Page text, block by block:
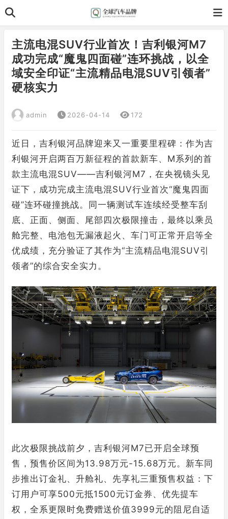
主流电混SUV行业首次！吉利银河M7
成功完成“魔鬼四面碰”连环挑战，以全
域安全印证“主流精品电混SUV引领者”
硬核实力
admin 2026-04-14 172
近日，吉利银河品牌迎来又一重要里程碑：作为吉
利银河开启两百万新征程的首款新车、M系列的首
款主流电混SUV——吉利银河M7，在央视镜头见
证下，成功完成主流电混SUV行业首次“魔鬼四面
碰”连环碰撞挑战。同一辆测试车连续经受整车刮
底、正面、侧面、尾部四次极限撞击，最终以乘员
舱完整、电池包无漏液起火、车门可正常开启等全
优成绩，充分验证了其作为“主流精品电混SUV引
领者”的综合安全实力。
此次极限挑战前夕，吉利银河M7已开启全球预
售，预售价区间为13.98万元-15.68万元。新车同
步推出订金礼、升舱礼、先享礼三重预售权益：下
订用户可享500元抵1500元订金券、优先提车
权，全系更限时免费赠送价值3999元的阻尼自适